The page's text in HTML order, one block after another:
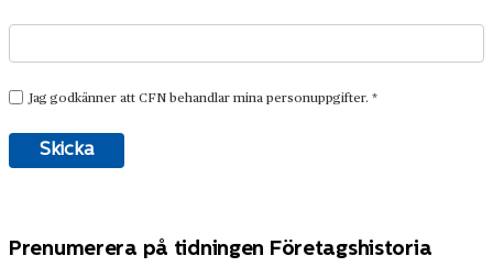
Prenumerera på tidningen Företagshistoria